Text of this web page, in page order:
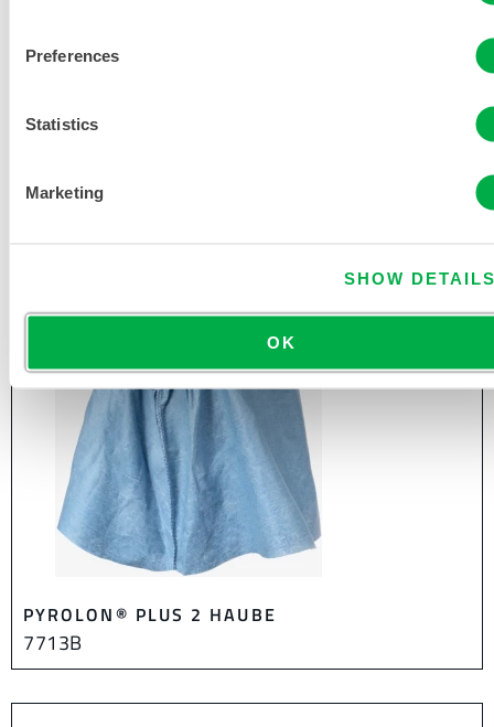
Preferences
Statistics
Marketing
SHOW
OK
KAPUZE/STIEFEL
PYROLON® PLUS 2 HAUBE
7713B